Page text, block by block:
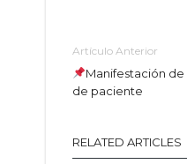
Artículo Anterior
Manifestación de
de paciente
RELATED ARTICLES